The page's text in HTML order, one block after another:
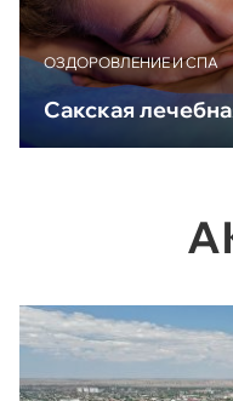
ОЗДОРОВЛЕНИЕ И СПА
Сакская